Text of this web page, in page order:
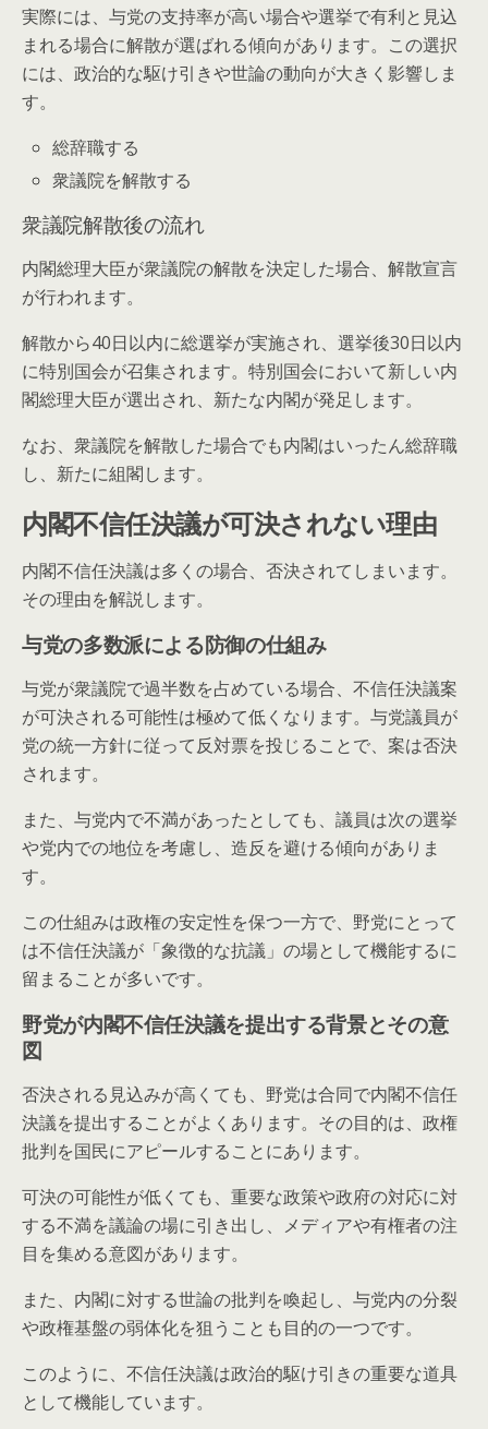
実際には、与党の支持率が高い場合や選挙で有利と見込
まれる場合に解散が選ばれる傾向があります。この選択
には、政治的な駆け引きや世論の動向が大きく影響しま
す。
総辞職する
衆議院を解散する
衆議院解散後の流れ
内閣総理大臣が衆議院の解散を決定した場合、解散宣言
が行われます。
解散から40日以内に総選挙が実施され、選挙後30日以内
に特別国会が召集されます。特別国会において新しい内
閣総理大臣が選出され、新たな内閣が発足します。
なお、衆議院を解散した場合でも内閣はいったん総辞職
し、新たに組閣します。
内閣不信任決議が可決されない理由
内閣不信任決議は多くの場合、否決されてしまいます。
その理由を解説します。
与党の多数派による防御の仕組み
与党が衆議院で過半数を占めている場合、不信任決議案
が可決される可能性は極めて低くなります。与党議員が
党の統一方針に従って反対票を投じることで、案は否決
されます。
また、与党内で不満があったとしても、議員は次の選挙
や党内での地位を考慮し、造反を避ける傾向がありま
す。
この仕組みは政権の安定性を保つ一方で、野党にとって
は不信任決議が「象徴的な抗議」の場として機能するに
留まることが多いです。
野党が内閣不信任決議を提出する背景とその意
図
否決される見込みが高くても、野党は合同で内閣不信任
決議を提出することがよくあります。その目的は、政権
批判を国民にアピールすることにあります。
可決の可能性が低くても、重要な政策や政府の対応に対
する不満を議論の場に引き出し、メディアや有権者の注
目を集める意図があります。
また、内閣に対する世論の批判を喚起し、与党内の分裂
や政権基盤の弱体化を狙うことも目的の一つです。
このように、不信任決議は政治的駆け引きの重要な道具
として機能しています。